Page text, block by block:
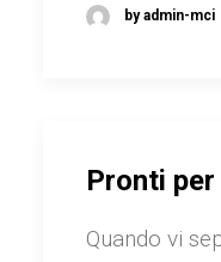
by admin-mci
Pronti
Quando vi